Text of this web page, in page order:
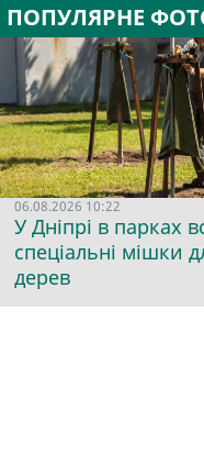
ПОПУЛЯРНЕ
06.08.2026 10:22
У Дніпрі в парках
спеціальні мішки
дерев